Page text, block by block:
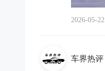
2026-05-22
车界热评